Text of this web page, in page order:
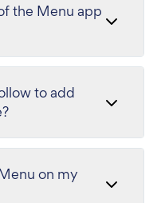
the Menu app
to add
on my